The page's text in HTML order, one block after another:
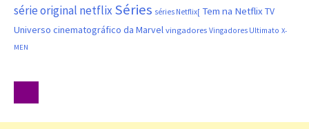
série original netflix Séries séries Netflix[ Tem na Netflix TV
Universo cinematográfico da Marvel vingadores Vingadores Ultimato X-
MEN